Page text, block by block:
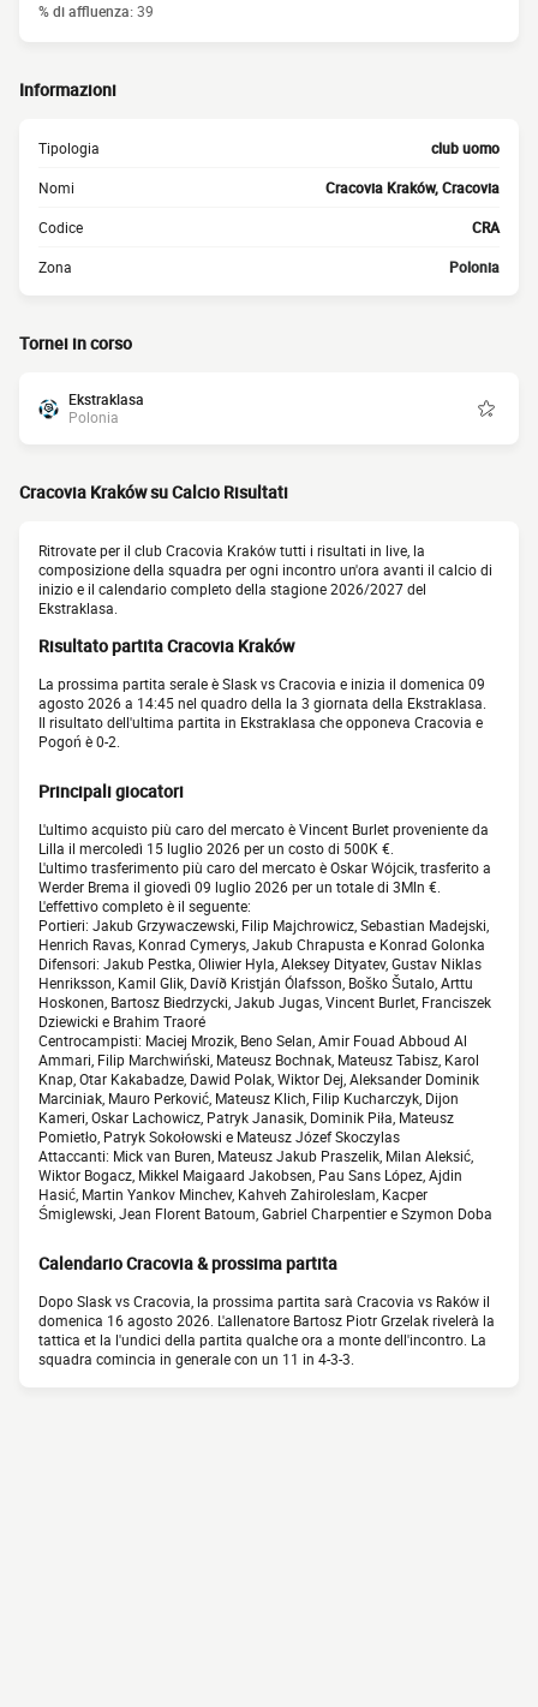
% di affluenza:39
Informazioni
Tipologia club uomo
Nomi Cracovia Kraków, Cracovia
Codice CRA
Zona Polonia
Tornei in corso
Ekstraklasa
Polonia
Cracovia Kraków su Calcio Risultati
Ritrovate per il club Cracovia Kraków tutti i risultati in live, la
composizione della squadra per ogni incontro un'ora avanti il calcio di
inizio e il calendario completo della stagione 2026/2027 del
Ekstraklasa.
Risultato partita Cracovia Kraków
La prossima partita serale è Slask vs Cracovia e inizia il domenica 09
agosto 2026 a 14:45 nel quadro della la 3 giornata della Ekstraklasa.
Il risultato dell'ultima partita in Ekstraklasa che opponeva Cracovia e
Pogoń è 0-2.
Principali giocatori
L'ultimo acquisto più caro del mercato è Vincent Burlet proveniente da
Lilla il mercoledì 15 luglio 2026 per un costo di 500K €.
L'ultimo trasferimento più caro del mercato è Oskar Wójcik, trasferito a
Werder Brema il giovedì 09 luglio 2026 per un totale di 3Mln €.
L'effettivo completo è il seguente:
Portieri: Jakub Grzywaczewski, Filip Majchrowicz, Sebastian Madejski,
Henrich Ravas, Konrad Cymerys, Jakub Chrapusta e Konrad Golonka
Difensori: Jakub Pestka, Oliwier Hyla, Aleksey Dityatev, Gustav Niklas
Henriksson, Kamil Glik, Davíð Kristján Ólafsson, Boško Šutalo, Arttu
Hoskonen, Bartosz Biedrzycki, Jakub Jugas, Vincent Burlet, Franciszek
Dziewicki e Brahim Traoré
Centrocampisti: Maciej Mrozik, Beno Selan, Amir Fouad Abboud Al
Ammari, Filip Marchwiński, Mateusz Bochnak, Mateusz Tabisz, Karol
Knap, Otar Kakabadze, Dawid Polak, Wiktor Dej, Aleksander Dominik
Marciniak, Mauro Perković, Mateusz Klich, Filip Kucharczyk, Dijon
Kameri, Oskar Lachowicz, Patryk Janasik, Dominik Piła, Mateusz
Pomietło, Patryk Sokołowski e Mateusz Józef Skoczylas
Attaccanti: Mick van Buren, Mateusz Jakub Praszelik, Milan Aleksić,
Wiktor Bogacz, Mikkel Maigaard Jakobsen, Pau Sans López, Ajdin
Hasić, Martin Yankov Minchev, Kahveh Zahiroleslam, Kacper
Śmiglewski, Jean Florent Batoum, Gabriel Charpentier e Szymon Doba
Calendario Cracovia & prossima partita
Dopo Slask vs Cracovia, la prossima partita sarà Cracovia vs Raków il
domenica 16 agosto 2026. L'allenatore Bartosz Piotr Grzelak rivelerà la
tattica et la l'undici della partita qualche ora a monte dell'incontro. La
squadra comincia in generale con un 11 in 4-3-3.